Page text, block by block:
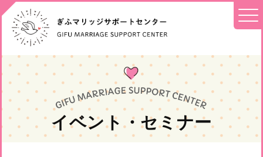
イベント・セミナー